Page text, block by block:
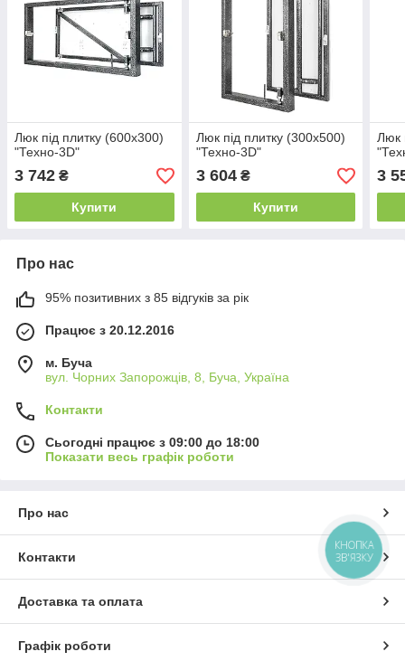
Люк під плитку (600х300)
"Техно-3D"
3 742 ₴
Купити
Люк під плитку (300х500)
"Техно-3D"
3 604₴
Купити
Люк
3
Про нас
95% позитивних з 85 відгуків за рік
Працює з 20.12.2016
м. Буча
вул. Чорних Запорожців, 8, Буча, Україна
Контакти
Сьогодні працює з 09:00 до 18:00
Показати весь графік роботи
Про нас
Контакти
Доставка та оплата
Графік роботи
КНОПКА
ЗВ'ЯЗКУ